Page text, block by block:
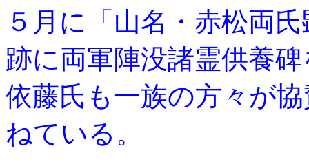
５月に「山名・赤松両
跡に両軍陣没諸霊供養
依藤氏も一族の方々が
ねている。